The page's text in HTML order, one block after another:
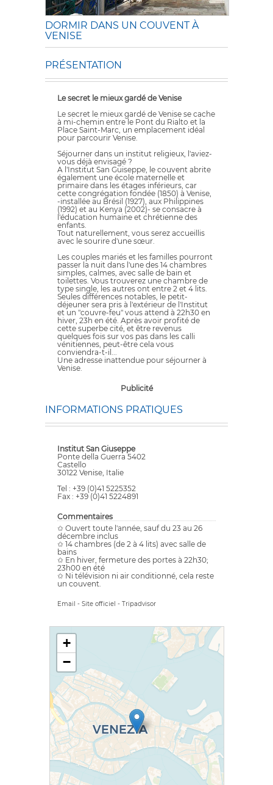
DORMIR DANS UN COUVENT À
VENISE
PRÉSENTATION
Le secret le mieux gardé de Venise
Le secret le mieux gardé de Venise se cache
à mi-chemin entre le Pont du Rialto et la
Place Saint-Marc, un emplacement idéal
pour parcourir Venise.
Séjourner dans un institut religieux, l'aviez-
vous déjà envisagé ?
A l'Institut San Guiseppe, le couvent abrite
également une école maternelle et
primaire dans les étages inférieurs, car
cette congrégation fondée (1850) à Venise,
-installée au Brésil (1927), aux Philippines
(1992) et au Kenya (2002)- se consacre à
l'éducation humaine et chrétienne des
enfants.
Tout naturellement, vous serez accueillis
avec le sourire d'une sœur.
Les couples mariés et les familles pourront
passer la nuit dans l'une des 14 chambres
simples, calmes, avec salle de bain et
toilettes. Vous trouverez une chambre de
type single, les autres ont entre 2 et 4 lits.
Seules différences notables, le petit-
déjeuner sera pris à l'extérieur de l'Institut
et un "couvre-feu" vous attend à 22h30 en
hiver, 23h en été. Après avoir profité de
cette superbe cité, et être revenus
quelques fois sur vos pas dans les calli
vénitiennes, peut-être cela vous
conviendra-t-il...
Une adresse inattendue pour séjourner à
Venise.
Publicité
INFORMATIONS PRATIQUES
Institut San Giuseppe
Ponte della Guerra 5402
Castello
30122 Venise, Italie
Tel : +39 (0)41 5225352
Fax : +39 (0)41 5224891
Commentaires
✩ Ouvert toute l'année, sauf du 23 au 26
décembre inclus
✩ 14 chambres (de 2 à 4 lits) avec salle de
bains
✩ En hiver, fermeture des portes à 22h30;
23h00 en été
✩ Ni télévision ni air conditionné, cela reste
un couvent.
Email - Site officiel - Tripadvisor
+
−